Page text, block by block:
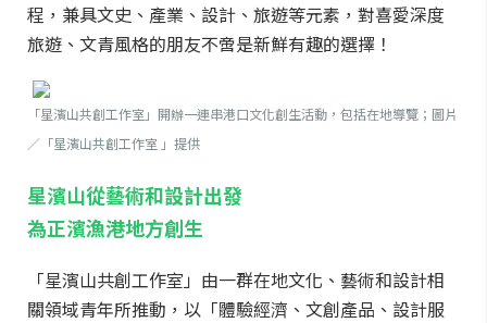
程，兼具文史、產業、設計、旅遊等元素，對喜愛深度
旅遊、文青風格的朋友不啻是新鮮有趣的選擇！
「星濱山共創工作室」開辦一連串港口文化創生活動，包括在地導覽；圖片
／「星濱山共創工作室 」提供
星濱山從藝術和設計出發
為正濱漁港地方創生
「星濱山共創工作室」由一群在地文化、藝術和設計相
關領域青年所推動，以「體驗經濟、文創產品、設計服